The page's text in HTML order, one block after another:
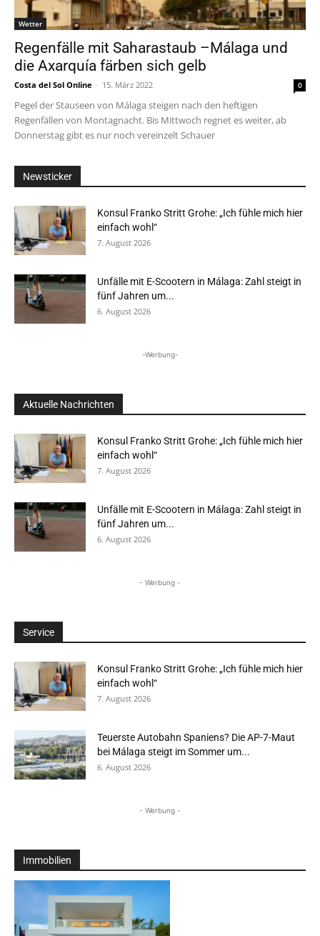
Wetter
Regenfälle mit Saharastaub –Málaga und
die Axarquía färben sich gelb
Costa del Sol Online - 15. März 2022 0
Pegel der Stauseen von Málaga steigen nach den heftigen
Regenfällen von Montagnacht. Bis Mittwoch regnet es weiter, ab
Donnerstag gibt es nur noch vereinzelt Schauer
Newsticker
Konsul Franko Stritt Grohe: „Ich fühle mich hier
einfach wohl“
7. August 2026
Unfälle mit E-Scootern in Málaga: Zahl steigt in
fünf Jahren um...
6. August 2026
-Werbung-
Aktuelle Nachrichten
Konsul Franko Stritt Grohe: „Ich fühle mich hier
einfach wohl“
7. August 2026
Unfälle mit E-Scootern in Málaga: Zahl steigt in
fünf Jahren um...
6. August 2026
- Werbung -
Service
Konsul Franko Stritt Grohe: „Ich fühle mich hier
einfach wohl“
7. August 2026
Teuerste Autobahn Spaniens? Die AP-7-Maut
bei Málaga steigt im Sommer um...
6. August 2026
- Werbung -
Immobilien